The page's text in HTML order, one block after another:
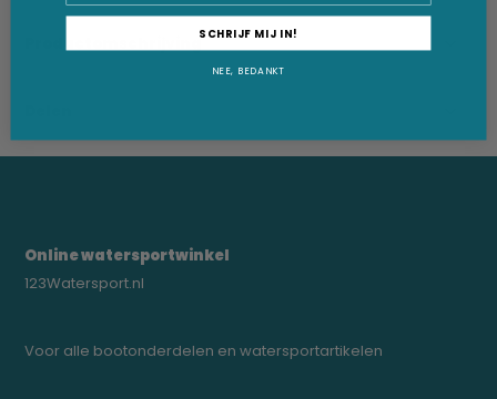
Productomschrijving
Online watersportwinkel
123Watersport.nl
Voor alle bootonderdelen en watersportartikelen
SCHRIJF MIJ IN!
NEE, BEDANKT